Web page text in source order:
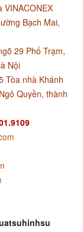
VINACONEX
Bạch Mai,
29 Phố Trạm,
Nội
Tòa nhà Khánh
Quyền, thành